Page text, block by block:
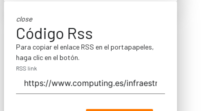
close
Código Rss
Para copiar el enlace RSS en el portapapeles,
haga clic en el botón.
RSS link